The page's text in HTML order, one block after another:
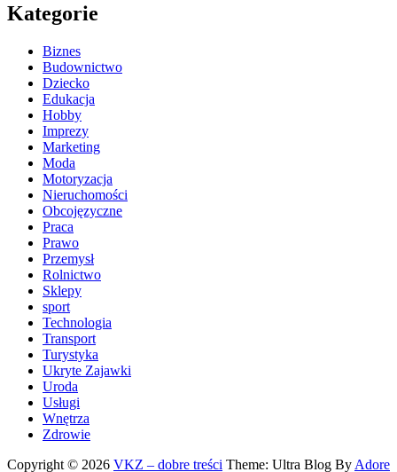
Kategorie
Biznes
Budownictwo
Dziecko
Edukacja
Hobby
Imprezy
Marketing
Moda
Motoryzacja
Nieruchomości
Obcojęzyczne
Praca
Prawo
Przemysł
Rolnictwo
Sklepy
sport
Technologia
Transport
Turystyka
Ukryte Zajawki
Uroda
Usługi
Wnętrza
Zdrowie
Copyright © 2026 VKZ – dobre treści Theme: Ultra Blog By Adore